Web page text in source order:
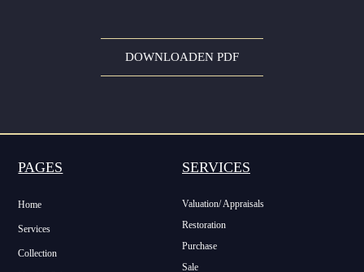
DOWNLOADEN PDF
PAGES
Home
Services
Collection
SERVICES
Valuation/ Appraisals
Restoration
Purchase
Sale